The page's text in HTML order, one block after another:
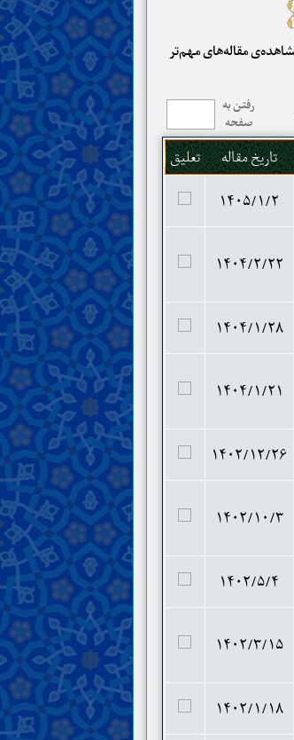
مقاله‌های مهم‌تر
رفتن به
صفحه
تاریخ مقاله
تعلیق
۱۴۰۵/۱/۲
۱۴۰۴/۲/۲۲
۱۴۰۴/۱/۲۸
۱۴۰۴/۱/۲۱
۱۴۰۲/۱۲/۲۶
۱۴۰۲/۱۰/۳
۱۴۰۲/۵/۴
۱۴۰۲/۳/۱۵
۱۴۰۲/۱/۱۸